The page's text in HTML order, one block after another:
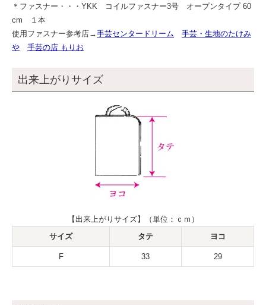
＊ファスナー・・・YKK コイルファスナー3号 オープンタイプ 60
cm １本
使用ファスナー参考店→手芸センタードリーム
手芸・生地のたけみ
や
手芸の店 もりお
出来上がりサイズ
【出来上がりサイズ】（単位：ｃｍ）
サイズ
タテ ヨコ
F 33 29